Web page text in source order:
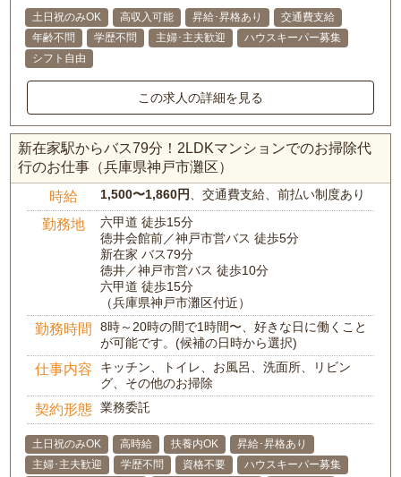
土日祝のみOK 高収入可能 昇給･昇格あり
交通費支給
年齢不問
学歴不問 主婦･主夫歓迎
ハウスキーパー募集
シフト自由
この求人の詳細を見る
新在家駅からバス79分！2LDKマンションでのお掃除代
行のお仕事（兵庫県神戸市灘区）
時給 1,500〜1,860円、交通費支給、前払い制度あり
勤務地
六甲道 徒歩15分
徳井会館前／神戸市営バス 徒歩5分
新在家 バス79分
徳井／神戸市営バス 徒歩10分
六甲道 徒歩15分
（兵庫県神戸市灘区付近）
勤務時間
8時～20時の間で1時間〜、好きな日に働くこと
が可能です。(候補の日時から選択)
仕事内容
キッチン、トイレ、お風呂、洗面所、リビン
グ、その他のお掃除
契約形態 業務委託
土日祝のみOK 高時給 扶養内OK
昇給･昇格あり
主婦･主夫歓迎
学歴不問 資格不要
ハウスキーパー募集